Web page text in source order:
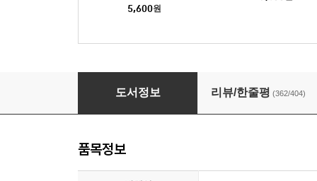
5,600원
달과 6펜스 - 세계문학전집 038
도서정보 리뷰/한줄평 (362/404)
품목정보